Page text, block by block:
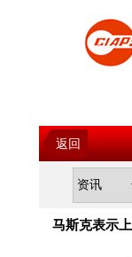
返回
马斯克表示